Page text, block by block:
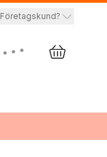
Företagskund?